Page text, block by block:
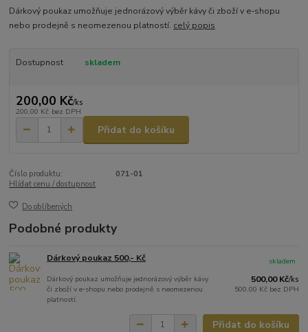
Dárkový poukaz umožňuje jednorázový výběr kávy či zboží v e‑shopu
nebo prodejně s neomezenou platností. celý popis
Dostupnost skladem
200,00 Kč/ks
200,00 Kč bez DPH
Přidat do košíku
Číslo produktu:
071-01
Hlídat cenu / dostupnost
Do oblíbených
Podobné produkty
Dárkový poukaz 500,- Kč
Dárkový poukaz umožňuje jednorázový výběr kávy
či zboží v e‑shopu nebo prodejně s neomezenou
platností.
500,00 Kč/ks
500,00 Kč bez DPH
skladem
Přidat do košíku